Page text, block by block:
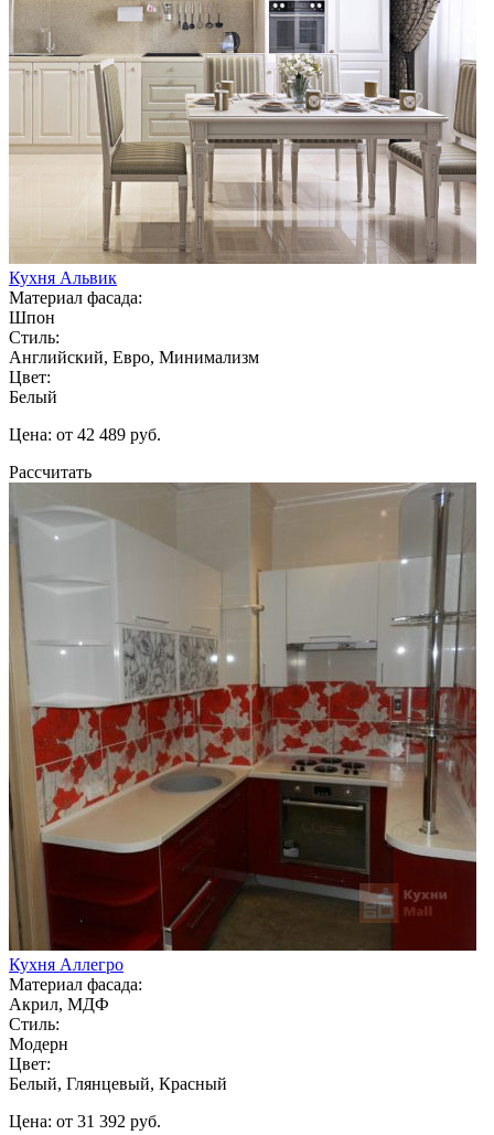
Кухня Альвик
Материал фасада:
Шпон
Стиль:
Английский, Евро, Минимализм
Цвет:
Белый
Цена: от 42 489 руб.
Рассчитать
Кухня Аллегро
Материал фасада:
Акрил, МДФ
Стиль:
Модерн
Цвет:
Белый, Глянцевый, Красный
Цена: от 31 392 руб.